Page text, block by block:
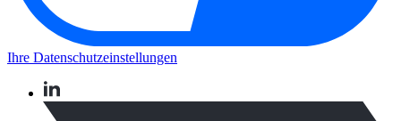
Ihre Datenschutzeinstellungen